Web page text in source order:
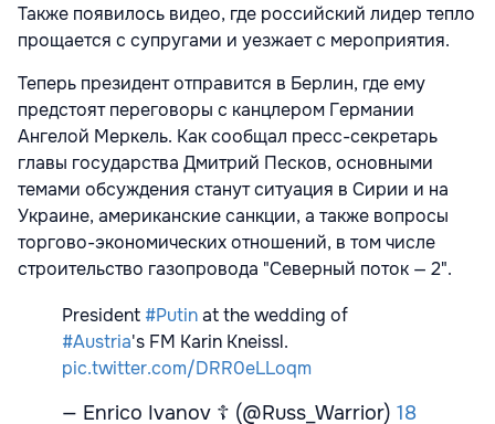
Также появилось видео, где российский лидер тепло
прощается с супругами и уезжает с мероприятия.
Теперь президент отправится в Берлин, где ему
предстоят переговоры с канцлером Германии
Ангелой Меркель. Как сообщал пресс-секретарь
главы государства Дмитрий Песков, основными
темами обсуждения станут ситуация в Сирии и на
Украине, американские санкции, а также вопросы
торгово-экономических отношений, в том числе
строительство газопровода "Северный поток — 2".
President #Putinat the wedding of
#Austria's FM Karin Kneissl.
pic.twitter.com/DRR0eLLoqm
— Enrico Ivanov ☦ (@Russ_Warrior) 18